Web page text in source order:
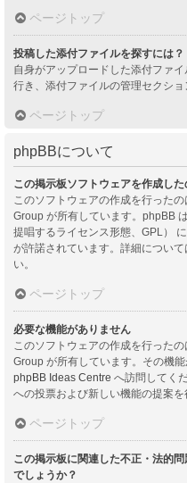
ページトップ
投稿した添付ファイルを探すには？
自身がアップロードした添付ファ
行き、添付ファイルの管理セクショ
ページトップ
phpBBについて
この掲示板ソフトウェアを作成した
このソフトウェアの作成を行ったの
Group が所有しています。phpBB
提唱するライセンス形態、GPL）
が許諾されています。詳細につい
い。
ページトップ
必要な機能がありません
このソフトウェアの作成を行った
Group が所有しています。その機能
phpBB Ideas Centre へ訪問してく
への投票および新しい機能の提案を
ページトップ
この掲示板に関連した不正・法的
でしょうか？